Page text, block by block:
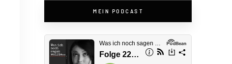
MEIN PODCAST